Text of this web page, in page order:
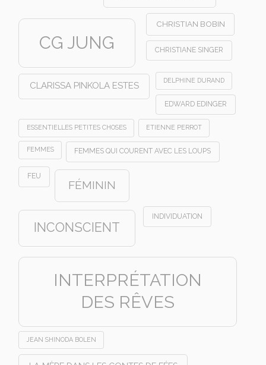
CG JUNG
CHRISTIAN BOBIN
CHRISTIANE SINGER
CLARISSA PINKOLA ESTES DELPHINE DURAND
EDWARD EDINGER
ESSENTIELLES PETITES CHOSES ETIENNE PERROT
FEMMES FEMMES QUI COURENT AVEC LES LOUPS
FEU
FÉMININ
INCONSCIENT
INDIVIDUATION
INTERPRÉTATION
DES RÊVES
JEAN SHINODA BOLEN